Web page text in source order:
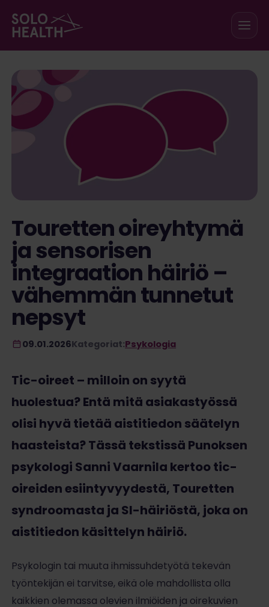
Touretten oireyhtymä
ja sensorisen
integraation häiriö –
vähemmän tunnetut
nepsyt
09.01.2026Kategoriat:Psykologia
Tic-oireet – milloin on syytä
huolestua? Entä mitä asiakastyössä
olisi hyvä tietää aistitiedon säätelyn
haasteista? Tässä tekstissä Punoksen
psykologi Sanni Vaarnila kertoo tic-
oireiden esiintyvyydestä, Touretten
syndroomasta ja SI-häiriöstä, joka on
aistitiedon käsittelyn häiriö.
Psykologin tai muuta ihmissuhdetyötä tekevän
työntekijän ei tarvitse, eikä ole mahdollista olla
kaikkien olemassa olevien ilmiöiden ja oirekuvien